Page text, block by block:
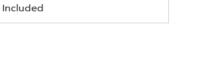
Included